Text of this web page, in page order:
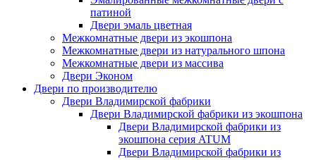
патиной
Двери эмаль цветная
Межкомнатные двери из экошпона
Межкомнатные двери из натурального шпона
Межкомнатные двери из массива
Двери Эконом
Двери по производителю
Двери Владимирской фабрики
Двери Владимирской фабрики из экошпона
Двери Владимирской фабрики из
экошпона серия ATUM
Двери Владимирской фабрики из